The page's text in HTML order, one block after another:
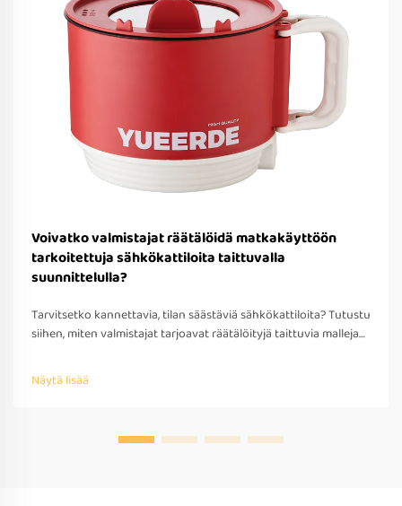
Voivatko valmistajat räätälöidä matkakäyttöön
tarkoitettuja sähkökattiloita taittuvalla
suunnittelulla?
Tarvitsetko kannettavia, tilan säästäviä sähkökattiloita? Tutustu
siihen, miten valmistajat tarjoavat räätälöityjä taittuvia malleja
kansainvälinen yhteensopivuus. Pyydä tarjous jo tänään.
Näytä lisää